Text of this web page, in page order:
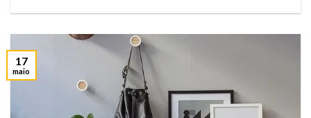
17
maio